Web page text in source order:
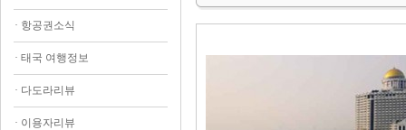
· 항공권소식
· 태국 여행정보
· 다도라리뷰
· 이용자리뷰